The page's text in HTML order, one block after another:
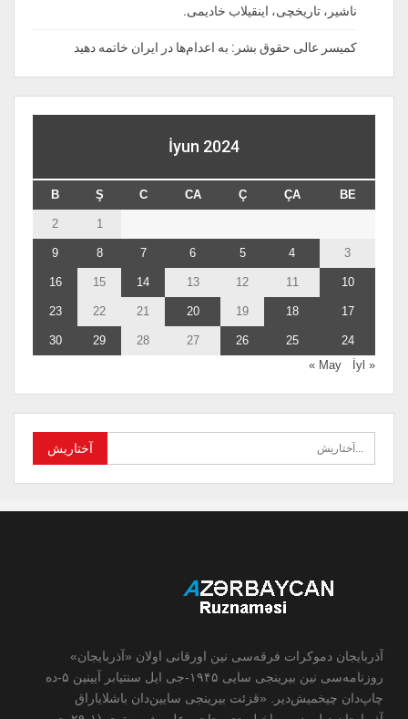
ناشیر، تاریخچی، اینقیلاب خادیمی.
کمیسر عالی حقوق بشر: به اعدام‌ها در ایران خاتمه دهید
İyun 2024
BE
ÇA
Ç
CA
C
Ş
B
10
11
12
13
14
15
16
17
18
19
20
21
22
23
24
25
26
27
28
29
30
« May
İyl »
آذربایجان دموکرات فرقه‌سی نین اورقانی اولان «آذربایجان»
روزنامه‌سی نین بیرینجی سایی ۱۹۴۵-جی ایل سنتیابر آیینین ۵-ده
چاپ‌دان چیخمیش‌دیر. «قزئت بیرینجی سایین‌دان باشلایاراق